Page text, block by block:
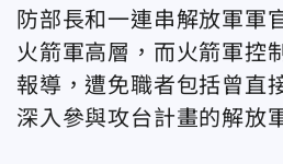
防部長和一連串解放軍軍
火箭軍高層，而火箭軍控
報導，遭免職者包括曾直
深入參與攻台計畫的解放